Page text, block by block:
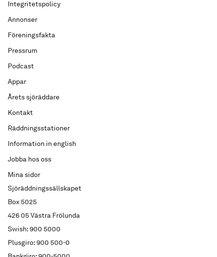
Sjöräddningssällskapet
Box 5025
426 05 Västra Frölunda
Swish: 900 5000
Plusgiro: 900 500-0
Integritetspolicy
Annonser
Föreningsfakta
Pressrum
Podcast
Appar
Årets sjöräddare
Kontakt
Räddningsstationer
Information in english
Jobba hos oss
Mina sidor